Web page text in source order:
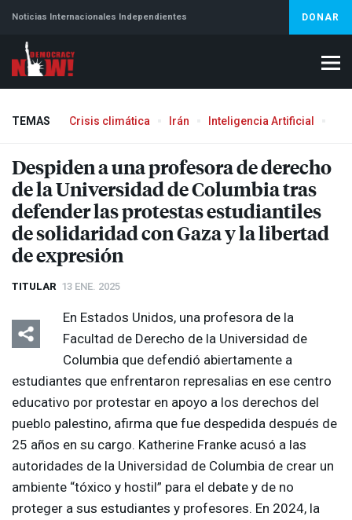
Noticias Internacionales Independientes DONAR
TEMAS Crisis climática Irán Inteligencia Artificial
Despiden a una profesora de derecho
de la Universidad de Columbia tras
defender las protestas estudiantiles
de solidaridad con Gaza y la libertad
de expresión
TITULAR 13 ENE. 2025
En Estados Unidos, una profesora de la
Facultad de Derecho de la Universidad de
Columbia que defendió abiertamente a
estudiantes que enfrentaron represalias en ese centro
educativo por protestar en apoyo a los derechos del
pueblo palestino, afirma que fue despedida después de
25 años en su cargo. Katherine Franke acusó a las
autoridades de la Universidad de Columbia de crear un
ambiente “tóxico y hostil” para el debate y de no
proteger a sus estudiantes y profesores. En 2024, la